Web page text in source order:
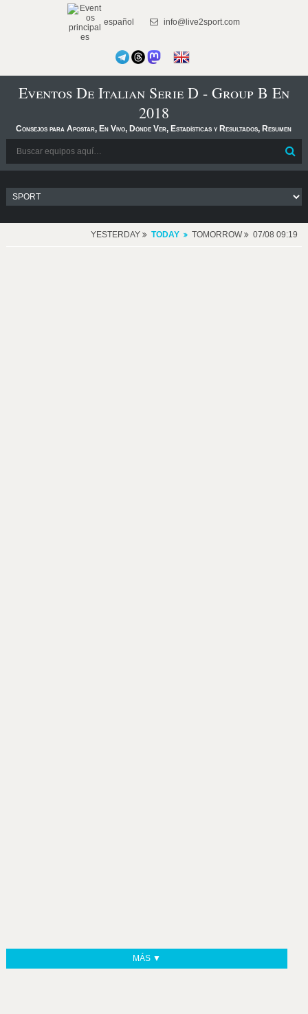
español info@live2sport.com
Eventos De Italian Serie D - Group B En
2018
Consejos para Apostar, En Vivo, Dónde Ver, Estadísticas y Resultados, Resumen
YESTERDAY TODAY TOMORROW 07/08 09:19
MÁS ▼